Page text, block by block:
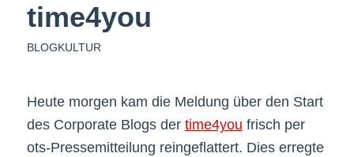
time4you
BLOGKULTUR
Heute morgen kam die Meldung über den Start
des Corporate Blogs der time4you frisch per
ots-Pressemitteilung reingeflattert. Dies erregte